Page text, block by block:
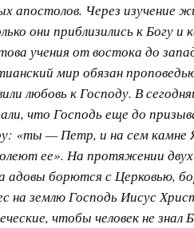
апостолов. Через изучение
они приблизились к Богу
учения от востока до
мир обязан
любовь к Господу. В
что Господь еще до
«ты — Петр, и на сем камне
ее». На протяжении
адовы борются с Церковью,
на землю Господь Иисус
чтобы человек не